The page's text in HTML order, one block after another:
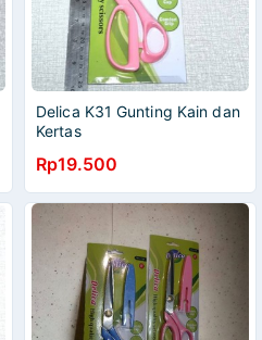
Delica K31 Gunting Kain dan
Kertas
Rp19.500